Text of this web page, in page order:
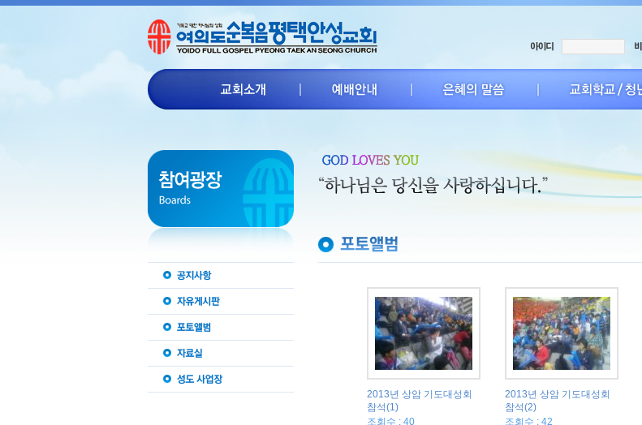
2013년 상암 기도대성회
참석(1)
조회수 : 40
2013년 상암 기도대성회
참석(2)
조회수 : 42